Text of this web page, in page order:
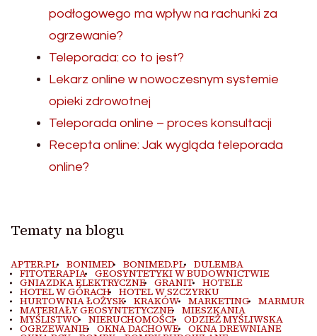
podłogowego ma wpływ na rachunki za
ogrzewanie?
Teleporada: co to jest?
Lekarz online w nowoczesnym systemie
opieki zdrowotnej
Teleporada online – proces konsultacji
Recepta online: Jak wygląda teleporada
online?
Tematy na blogu
APTER.PL BONIMED BONIMED.PL DULEMBA
FITOTERAPIA GEOSYNTETYKI W BUDOWNICTWIE
GNIAZDKA ELEKTRYCZNE GRANIT HOTELE
HOTEL W GÓRACH HOTEL W SZCZYRKU
HURTOWNIA ŁOŻYSK KRAKÓW MARKETING MARMUR
MATERIAŁY GEOSYNTETYCZNE MIESZKANIA
MYŚLISTWO NIERUCHOMOŚCI ODZIEŻ MYŚLIWSKA
OGRZEWANIE OKNA DACHOWE OKNA DREWNIANE